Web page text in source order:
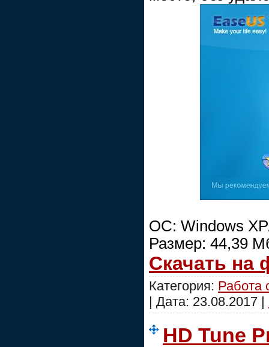
ОС: Windows
Размер: 44,39
Скачать на
Категория: Работа
| Дата: 23.08.2017 |
HD Tune